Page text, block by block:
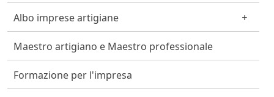
Albo imprese artigiane
Maestro artigiano e Maestro professionale
Formazione per l'impresa